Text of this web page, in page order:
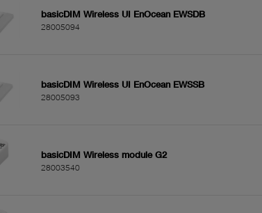
basicDIM Wireless UI EnOcean EWSDB
28005094
basicDIM Wireless UI EnOcean EWSSB
28005093
basicDIM Wireless module G2
28003540